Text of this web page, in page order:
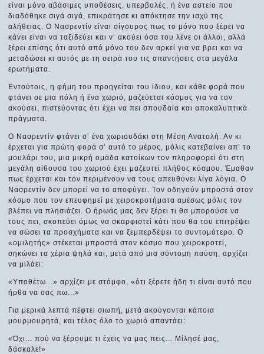
είναι μόνο αβάσιμες υποθέσεις, υπερβολές, ή ένα αστείο που
διαδόθηκε σιγά σιγά, επικράτησε κι απόκτησε την ισχύ της
αλήθειας. Ο Νασρεντίν είναι σίγουρος πως το μόνο που ξέρει να
κάνει είναι να ταξιδεύει και ν’ ακούει όσα του λένε οι άλλοι, αλλά
ξέρει επίσης ότι αυτό από μόνο του δεν αρκεί για να βρει και να
μεταδώσει κι αυτός με τη σειρά του τις απαντήσεις στα μεγάλα
ερωτήματα.
Εντούτοις, η φήμη του προηγείται του ίδιου, και κάθε φορά που
φτάνει σε μια πόλη ή ένα χωριό, μαζεύεται κόσμος για να τον
ακούσει, πιστεύοντας ότι έχει να πει σπουδαία και αποκαλυπτικά
πράγματα.
Ο Νασρεντίν φτάνει σ’ ένα χωριουδάκι στη Μέση Ανατολή. Αν κι
έρχεται για πρώτη φορά σ’ αυτό το μέρος, μόλις κατεβαίνει απ’ το
μουλάρι του, μια μικρή ομάδα κατοίκων τον πληροφορεί ότι στη
μεγάλη αίθουσα του χωριού έχει μαζευτεί πλήθος κόσμου. Έμαθαν
πως έρχεται και τον περιμένουν να τους απευθύνει λίγα λόγια. Ο
Νασρεντίν δεν μπορεί να το αποφύγει. Τον οδηγούν μπροστά στον
κόσμο που τον επευφημεί με χειροκροτήματα αμέσως μόλις τον
βλέπει να πλησιάζει. Ο ήρωάς μας δεν ξέρει τι θα μπορούσε να
τους πει, σκοπεύει όμως να σκαρφιστεί κάτι που θα του επιτρέψει
να σώσει τα προσχήματα και να ξεμπερδέψει το συντομότερο. Ο
«ομιλητής» στέκεται μπροστά στον κόσμο που χειροκροτεί,
σηκώνει τα χέρια ψηλά και, μετά από μια σύντομη παύση, αρχίζει
να μιλάει:
«Υποθέτω...» αρχίζει με στόμφο, «ότι ξέρετε ήδη τι είναι αυτό που
ήρθα να σας πω...»
Για μερικά λεπτά πέφτει σιωπή, μετά ακούγονται κάποια
μουρμουρητά, και τέλος όλο το χωριό απαντάει:
«Όχι... πού να ξέρουμε τι έχεις να μας πεις... Μίλησέ μας,
δάσκαλε!»